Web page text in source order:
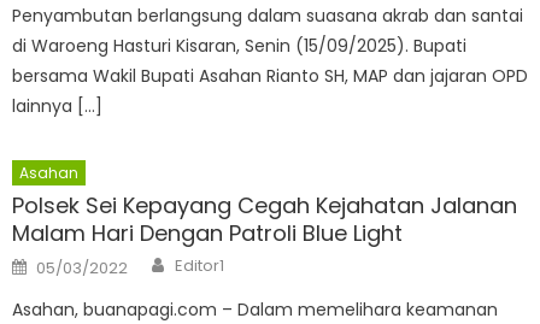
Penyambutan berlangsung dalam suasana akrab dan santai
di Waroeng Hasturi Kisaran, Senin (15/09/2025). Bupati
bersama Wakil Bupati Asahan Rianto SH, MAP dan jajaran OPD
lainnya […]
Asahan
Polsek Sei Kepayang Cegah Kejahatan Jalanan
Malam Hari Dengan Patroli Blue Light
Posted
on
05/03/2022 Author
Editor1
Asahan, buanapagi.com – Dalam memelihara keamanan